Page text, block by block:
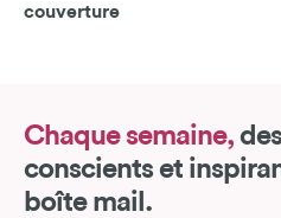
couverture
Chaque semaine,
conscients et
boîte mail.